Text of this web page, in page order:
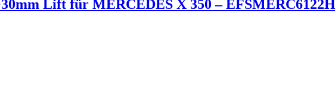
Lift für MERCEDES X 350 –